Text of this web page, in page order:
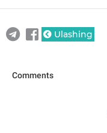
Ulashing